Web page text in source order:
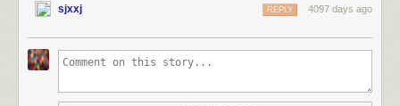
过去，说一个人的大脑像电脑是夸他；将来，说人脑像电脑可能是骂人。
在机器人时代，我们要想的是怎么让自己更像一个“人”，而不要追求像电
脑！崇拜电脑，是人类历史上非常短暂的文化。
我在本文中用到了一些从网上取得的现成知识，可以说机器人对本文有所
索引擎中搜索到，所以我敢说这篇文章机器人写不出来，所以我敢拿稿
系的基础上，催生来访者日常生活各个领域中的改变。
工作和骑乘活动，来发展来访者在非言语沟通、问题解决、领导力、团队
协作等方面的技能。并通过建立来访者与马之间的关系，帮助来访者体验
sjxxj 4097 days ago
REPLY